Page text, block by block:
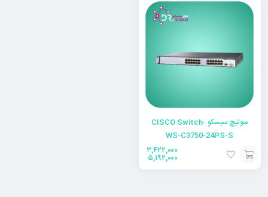
سوئیچ سیسکو -CISCO Switch
WS-C3750-24PS-S
۳,۴۲۲,۰۰۰
۵,۱۹۲,۰۰۰
انتخاب